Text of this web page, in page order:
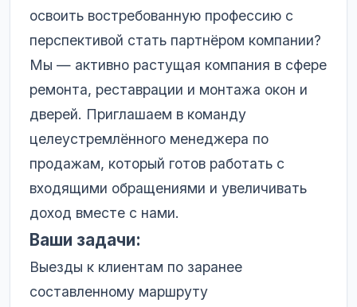
освоить востребованную профессию с
перспективой стать партнёром компании?
Мы — активно растущая компания в сфере
ремонта, реставрации и монтажа окон и
дверей. Приглашаем в команду
целеустремлённого менеджера по
продажам, который готов работать с
входящими обращениями и увеличивать
доход вместе с нами.
Ваши задачи:
Выезды к клиентам по заранее
составленному маршруту